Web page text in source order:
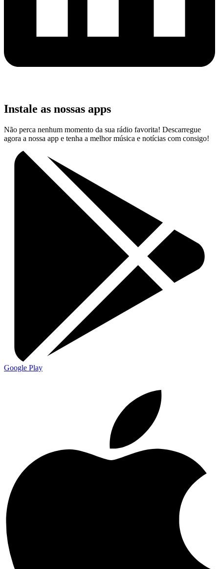
Instale as nossas apps
Não perca nenhum momento da sua rádio favorita! Descarregue
agora a nossa app e tenha a melhor música e notícias com consigo!
Google Play